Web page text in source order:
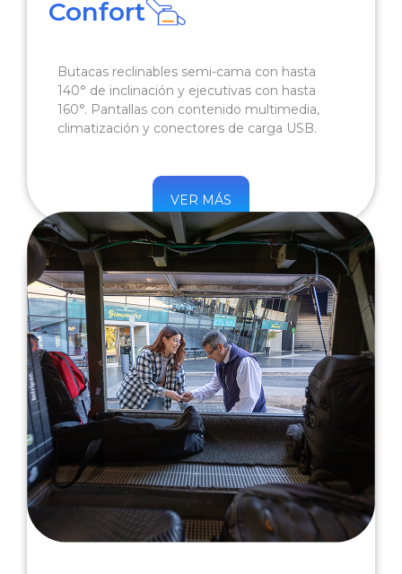
Confort
Butacas reclinables semi-cama con hasta
140° de inclinación y ejecutivas con hasta
160°. Pantallas con contenido multimedia,
climatización y conectores de carga USB.
VER MÁS